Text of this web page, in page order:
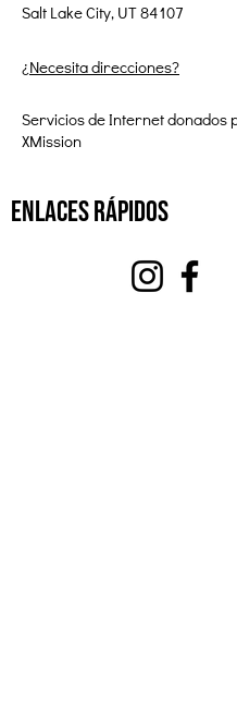
Salt Lake City, UT 84107
¿Necesita direcciones?
Servicios de Internet donados
XMission
enlaces rápidos